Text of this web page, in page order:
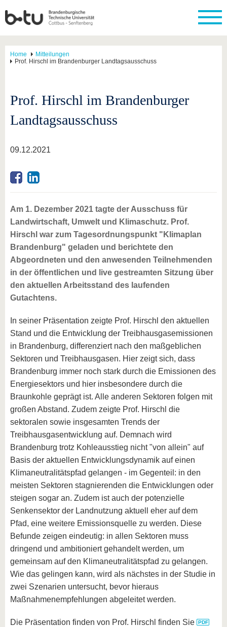
Home
Mitteilungen
Prof. Hirschl im Brandenburger Landtagsausschuss
Prof. Hirschl im Brandenburger
Landtagsausschuss
09.12.2021
Am 1. Dezember 2021 tagte der Ausschuss für
Landwirtschaft, Umwelt und Klimaschutz. Prof.
Hirschl war zum Tagesordnungspunkt "Klimaplan
Brandenburg" geladen und berichtete den
Abgeordneten und den anwesenden Teilnehmenden
in der öffentlichen und live gestreamten Sitzung über
den aktuellen Arbeitsstand des laufenden
Gutachtens.
In seiner Präsentation zeigte Prof. Hirschl den aktuellen
Stand und die Entwicklung der Treibhausgasemissionen
in Brandenburg, differenziert nach den maßgeblichen
Sektoren und Treibhausgasen. Hier zeigt sich, dass
Brandenburg immer noch stark durch die Emissionen des
Energiesektors und hier insbesondere durch die
Braunkohle geprägt ist. Alle anderen Sektoren folgen mit
großen Abstand. Zudem zeigte Prof. Hirschl die
sektoralen sowie insgesamten Trends der
Treibhausgasentwicklung auf. Demnach wird
Brandenburg trotz Kohleausstieg nicht "von allein" auf
Basis der aktuellen Entwicklungsdynamik auf einen
Klimaneutralitätspfad gelangen - im Gegenteil: in den
meisten Sektoren stagnierenden die Entwicklungen oder
steigen sogar an. Zudem ist auch der potenzielle
Senkensektor der Landnutzung aktuell eher auf dem
Pfad, eine weitere Emissionsquelle zu werden. Diese
Befunde zeigen eindeutig: in allen Sektoren muss
dringend und ambitioniert gehandelt werden, um
gemeinsam auf den Klimaneutralitätspfad zu gelangen.
Wie das gelingen kann, wird als nächstes in der Studie in
zwei Szenarien untersucht, bevor hieraus
Maßnahmenempfehlungen abgeleitet werden.
Die Präsentation finden von Prof. Hirschl finden Sie